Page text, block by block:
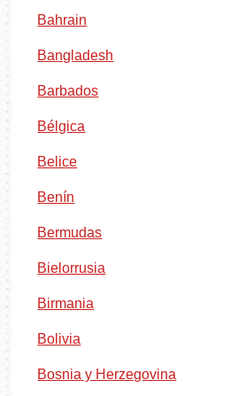
Bahrain
Bangladesh
Barbados
Bélgica
Belice
Benín
Bermudas
Bielorrusia
Birmania
Bolivia
Bosnia y Herzegovina